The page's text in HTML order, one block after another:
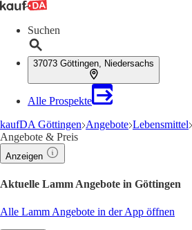
Suchen
37073 Göttingen, Niedersachs
Alle Prospekte
kaufDA Göttingen Angebote Lebensmittel
Angebote & Preis
Anzeigen
Aktuelle Lamm Angebote in Göttingen
Alle Lamm Angebote in der App öffnen